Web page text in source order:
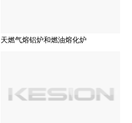
天燃气熔铝炉和燃油熔化炉